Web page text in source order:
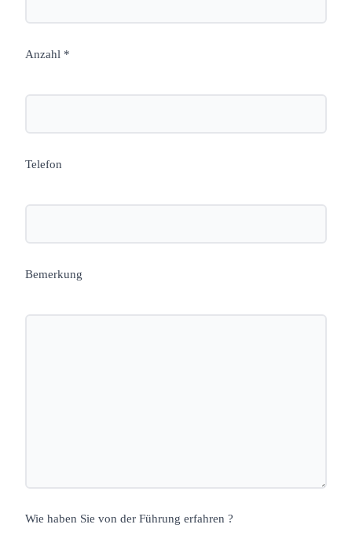
Anzahl *
Telefon
Bemerkung
Wie haben Sie von der Führung erfahren ?